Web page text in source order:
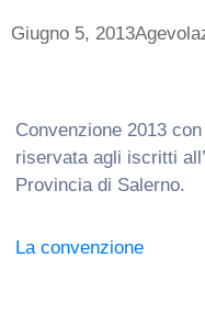
Giugno 5, 2013
Convenzione 2013 con
riservata agli iscritti
Provincia di Salerno.
La convenzione